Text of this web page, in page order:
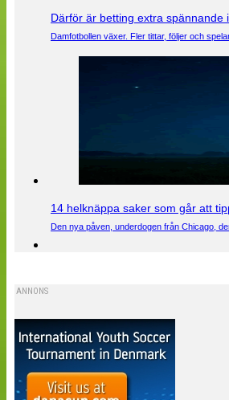
Därför är betting extra spännande
Damfotbollen växer. Fler tittar, följer och
14 helknäppa saker som går att
Den nya påven, underdogen från Chicago,
ANNONS